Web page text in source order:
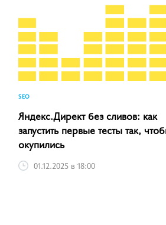
SEO
Яндекс.Директ без сливов: как
запустить первые тесты так,
окупились
01.12.2025 в 18:00